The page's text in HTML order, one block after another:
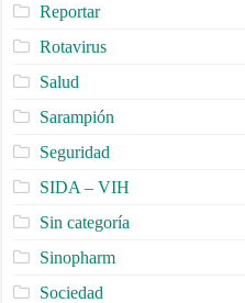
Reportar
Rotavirus
Salud
Sarampión
Seguridad
SIDA – VIH
Sin categoría
Sinopharm
Sociedad